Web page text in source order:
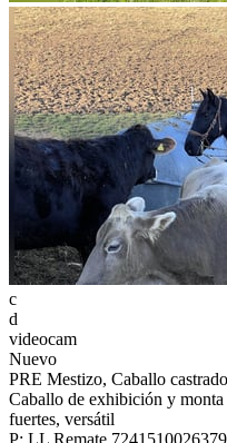
c
d
videocam
Nuevo
PRE Mestizo, Caballo
Caballo de exhibición y
fuertes, versátil
P: LL Remate